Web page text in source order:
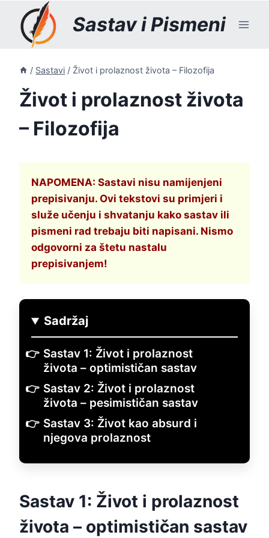
content
Sastav i Pismeni
/ Sastavi / Život i prolaznost života – Filozofija
Život i prolaznost života
– Filozofija
NAPOMENA: Sastavi nisu namijenjeni
prepisivanju. Ovi tekstovi su primjeri i
služe učenju i shvatanju kako sastav ili
pismeni rad trebaju biti napisani. Nismo
odgovorni za štetu nastalu
prepisivanjem!
Sadržaj
Sastav 1: Život i prolaznost
života – optimističan sastav
Sastav 2: Život i prolaznost
života – pesimističan sastav
Sastav 3: Život kao absurd i
njegova prolaznost
Sastav 1: Život i prolaznost
života – optimističan sastav